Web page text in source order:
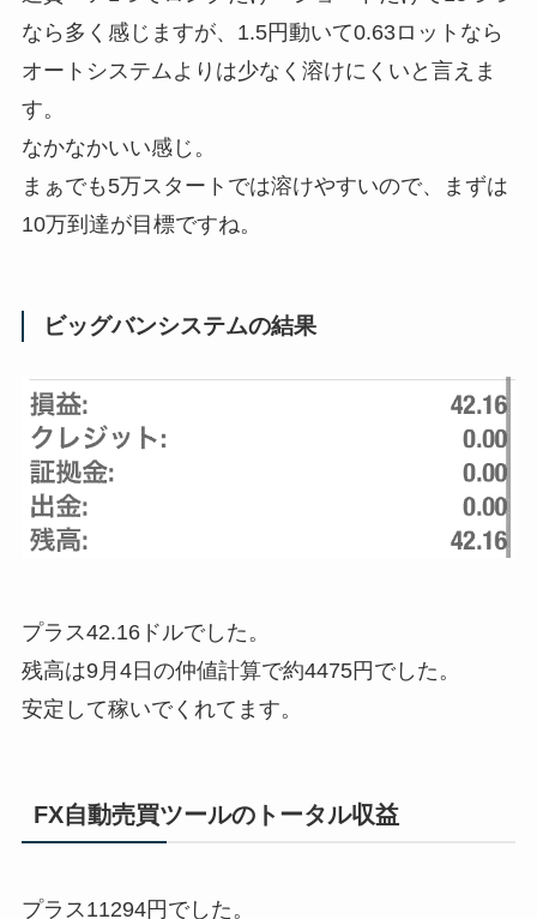
なら多く感じますが、1.5円動いて0.63ロットなら
オートシステムよりは少なく溶けにくいと言えま
す。
なかなかいい感じ。
まぁでも5万スタートでは溶けやすいので、まずは
10万到達が目標ですね。
ビッグバンシステムの結果
プラス42.16ドルでした。
残高は9月4日の仲値計算で約4475円でした。
安定して稼いでくれてます。
FX自動売買ツールのトータル収益
プラス11294円でした。